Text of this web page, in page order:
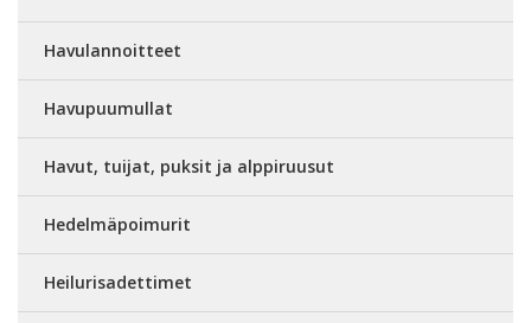
Havulannoitteet
Havupuumullat
Havut, tuijat, puksit ja alppiruusut
Hedelmäpoimurit
Heilurisadettimet